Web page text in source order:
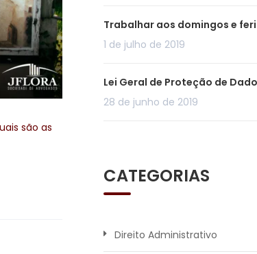
são as
Trabalhar aos domingos e
1 de julho de 2019
Lei Geral de Proteção de
28 de junho de 2019
CATEGORIAS
Direito Administrativo